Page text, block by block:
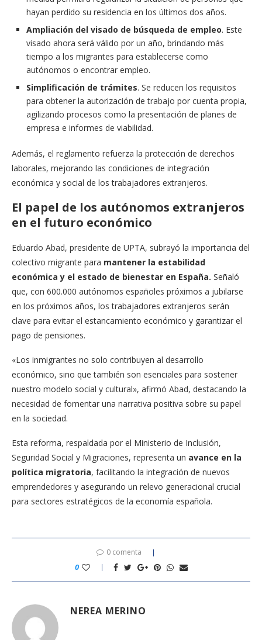
hayan perdido su residencia en los últimos dos años.
Ampliación del visado de búsqueda de empleo. Este
visado ahora será válido por un año, brindando más
tiempo a los migrantes para establecerse como
autónomos o encontrar empleo.
Simplificación de trámites. Se reducen los requisitos
para obtener la autorización de trabajo por cuenta propia,
agilizando procesos como la presentación de planes de
empresa e informes de viabilidad.
Además, el reglamento refuerza la protección de derechos
laborales, mejorando las condiciones de integración
económica y social de los trabajadores extranjeros.
El papel de los autónomos extranjeros
en el futuro económico
Eduardo Abad, presidente de UPTA, subrayó la importancia del
colectivo migrante para mantener la estabilidad
económica y el estado de bienestar en España. Señaló
que, con 600.000 autónomos españoles próximos a jubilarse
en los próximos años, los trabajadores extranjeros serán
clave para evitar el estancamiento económico y garantizar el
pago de pensiones.
«Los inmigrantes no solo contribuyen al desarrollo
económico, sino que también son esenciales para sostener
nuestro modelo social y cultural», afirmó Abad, destacando la
necesidad de fomentar una narrativa positiva sobre su papel
en la sociedad.
Esta reforma, respaldada por el Ministerio de Inclusión,
Seguridad Social y Migraciones, representa un avance en la
política migratoria, facilitando la integración de nuevos
emprendedores y asegurando un relevo generacional crucial
para sectores estratégicos de la economía española.
0 comenta
0
NEREA MERINO